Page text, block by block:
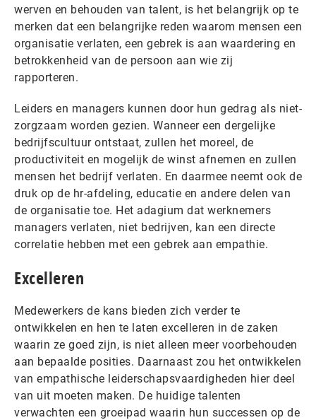
werven en behouden van talent, is het belangrijk op te
merken dat een belangrijke reden waarom mensen een
organisatie verlaten, een gebrek is aan waardering en
betrokkenheid van de persoon aan wie zij
rapporteren.
Leiders en managers kunnen door hun gedrag als niet-
zorgzaam worden gezien. Wanneer een dergelijke
bedrijfscultuur ontstaat, zullen het moreel, de
productiviteit en mogelijk de winst afnemen en zullen
mensen het bedrijf verlaten. En daarmee neemt ook de
druk op de hr-afdeling, educatie en andere delen van
de organisatie toe. Het adagium dat werknemers
managers verlaten, niet bedrijven, kan een directe
correlatie hebben met een gebrek aan empathie.
Excelleren
Medewerkers de kans bieden zich verder te
ontwikkelen en hen te laten excelleren in de zaken
waarin ze goed zijn, is niet alleen meer voorbehouden
aan bepaalde posities. Daarnaast zou het ontwikkelen
van empathische leiderschapsvaardigheden hier deel
van uit moeten maken. De huidige talenten
verwachten een groeipad waarin hun successen op de